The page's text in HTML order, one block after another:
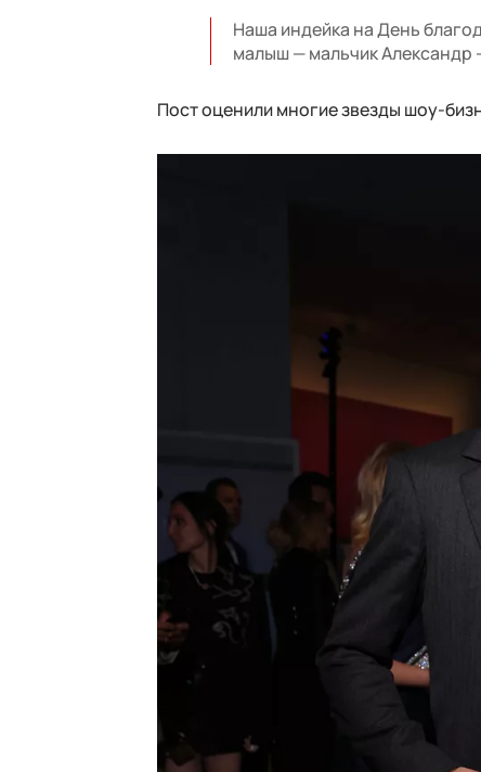
Наша индейка на День
малыш — мальчик Александр
Пост оценили многие звезды шоу-